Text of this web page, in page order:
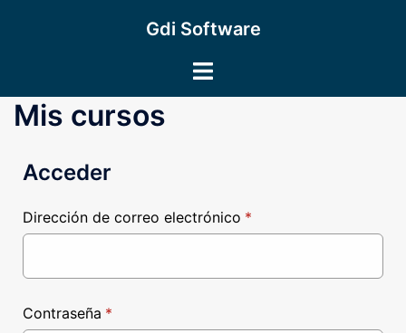
Gdi Software
Alternar
Mis cursos
Acceder
Dirección de correo electrónico *
Contraseña *